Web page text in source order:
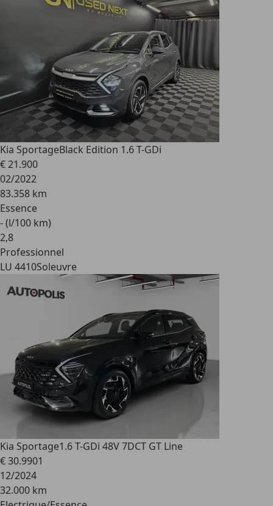
Kia SportageBlack Edition 1.6 T-GDi
€ 21.900
02/2022
83.358 km
Essence
- (l/100 km)
2,8
Professionnel
LU 4410Soleuvre
Kia Sportage1.6 T-GDi 48V 7DCT GT Line
€ 30.9901
12/2024
32.000 km